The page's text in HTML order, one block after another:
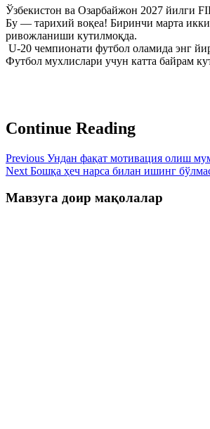
Ўзбекистон ва Озарбайжон 2027 йилги
Бу — тарихий воқеа! Биринчи марта икки
ривожланиши кутилмоқда.
U-20 чемпионати футбол оламида энг
Футбол мухлислари учун катта байрам
Continue Reading
Previous Ундан фақат мотивация олиш
Next Бошқа ҳеч нарса билан ишинг
Мавзуга доир мақолалар